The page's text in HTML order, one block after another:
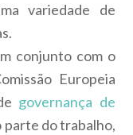
variedade de
conjunto com o
Europeia
governança de
parte do trabalho,